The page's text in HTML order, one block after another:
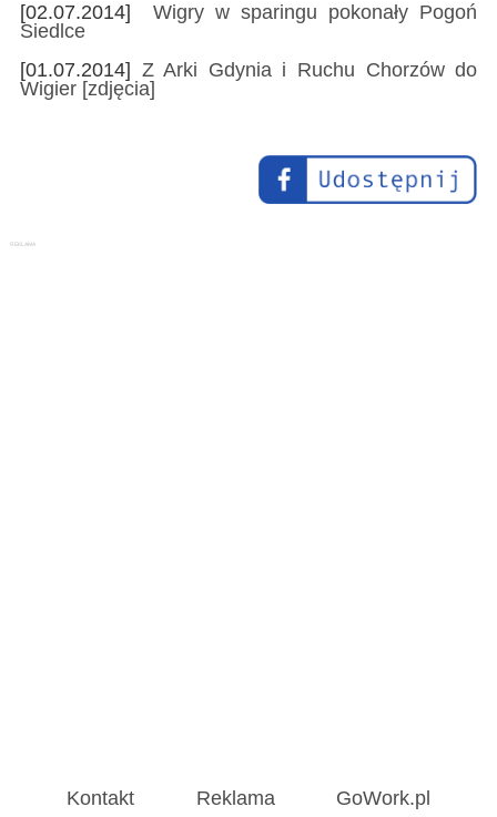
[02.07.2014] Wigry w sparingu pokonały Pogoń
Siedlce
[01.07.2014] Z Arki Gdynia i Ruchu Chorzów do
Wigier [zdjęcia]
Kontakt Reklama
GoWork.pl